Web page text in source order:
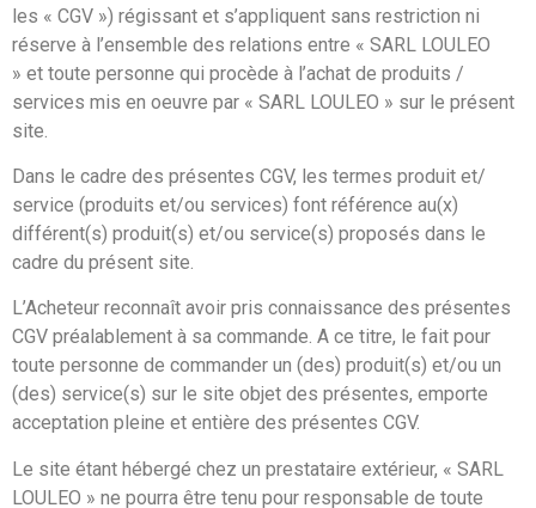
les « CGV ») régissant et s’appliquent sans restriction ni
réserve à l’ensemble des relations entre « SARL LOULEO
» et toute personne qui procède à l’achat de produits /
services mis en oeuvre par « SARL LOULEO » sur le présent
site.
Dans le cadre des présentes CGV, les termes produit et/
service (produits et/ou services) font référence au(x)
différent(s) produit(s) et/ou service(s) proposés dans le
cadre du présent site.
L’Acheteur reconnaît avoir pris connaissance des présentes
CGV préalablement à sa commande. A ce titre, le fait pour
toute personne de commander un (des) produit(s) et/ou un
(des) service(s) sur le site objet des présentes, emporte
acceptation pleine et entière des présentes CGV.
Le site étant hébergé chez un prestataire extérieur, « SARL
LOULEO » ne pourra être tenu pour responsable de toute